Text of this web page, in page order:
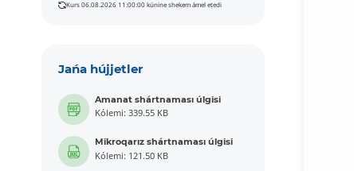
Kurs 06.08.2026 11:00:00 kúnine shekem ámel etedi
Jańa hújjetler
Amanat shártnaması úlgisi
Kólemi: 339.55 KB
Mikroqarız shártnaması úlgisi
Kólemi: 121.50 KB